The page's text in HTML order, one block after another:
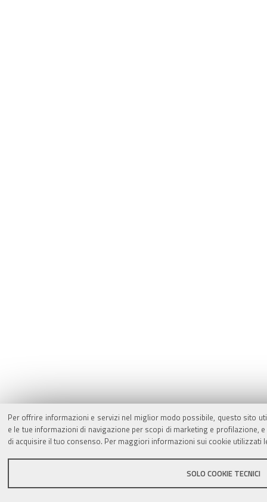
Per offrire informazioni e servizi nel miglior modo possibile, questo sito
e le tue informazioni di navigazione per scopi di marketing e
di acquisire il tuo consenso. Per maggiori informazioni sui cookie utilizzati
SOLO COOKIE TECNICI